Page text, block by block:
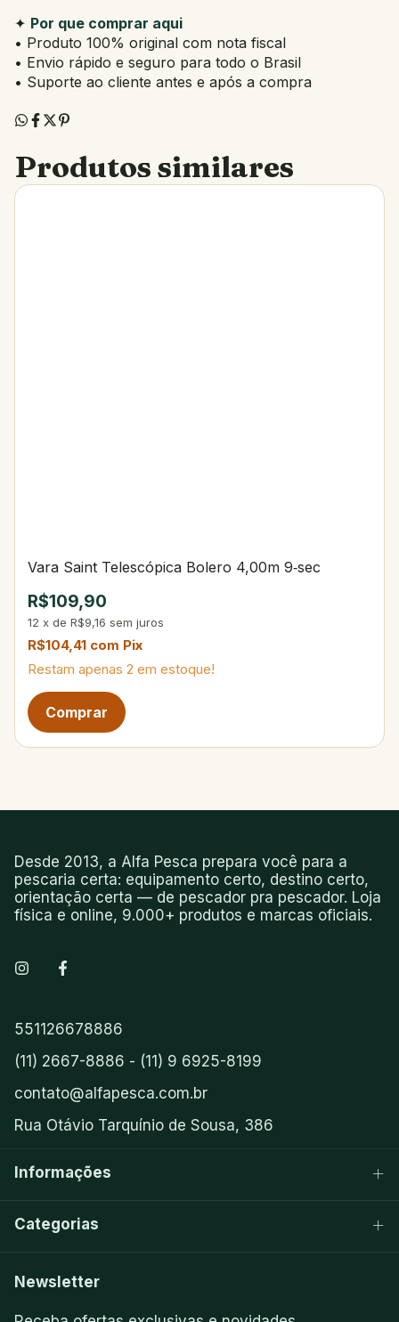
✦ Por que comprar aqui
• Produto 100% original com nota fiscal
• Envio rápido e seguro para todo o Brasil
• Suporte ao cliente antes e após a compra
Produtos similares
Vara Saint Telescópica Bolero 4,00m 9‑sec
R$109,90
12 x de R$9,16 sem juros
R$104,41 com Pix
Restam apenas 2 em estoque!
Desde 2013, a Alfa Pesca prepara você para a
pescaria certa: equipamento certo, destino certo,
orientação certa — de pescador pra pescador. Loja
física e online, 9.000+ produtos e marcas oficiais.
551126678886
(11) 2667-8886 - (11) 9 6925-8199
contato@alfapesca.com.br
Rua Otávio Tarquínio de Sousa, 386
Informações
Categorias
Newsletter